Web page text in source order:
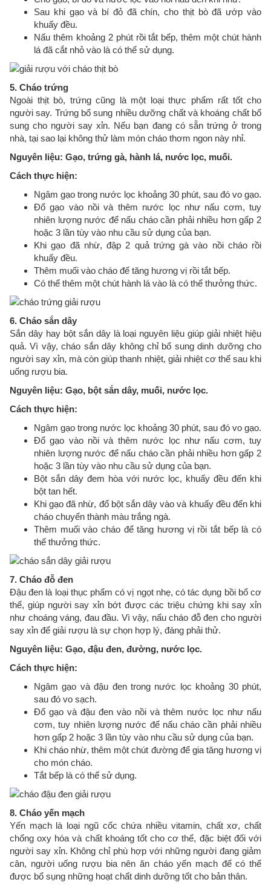
Sau khi gạo và bí đỏ đã chín, cho thịt bò đã ướp vào
khuấy đều.
Nấu thêm khoảng 2 phút rồi tắt bếp, thêm một chút hành
lá đã cắt nhỏ vào là có thể sử dụng.
5. Cháo trứng
Ngoài thịt bò, trứng cũng là một loại thực phẩm rất tốt cho
người say. Trứng bổ sung nhiều dưỡng chất và khoáng chất bổ
sung cho người say xỉn. Nếu bạn đang có sẵn trứng ở trong
nhà, tại sao lại không thử làm món cháo thơm ngon này nhỉ.
Nguyên liệu: Gạo, trứng gà, hành lá, nước lọc, muối.
Cách thực hiện:
Ngâm gạo trong nước lọc khoảng 30 phút, sau đó vo gạo.
Đổ gạo vào nồi và thêm nước lọc như nấu cơm, tuy
nhiên lượng nước để nấu cháo cần phải nhiều hơn gấp 2
hoặc 3 lần tùy vào nhu cầu sử dụng của bạn.
Khi gạo đã nhừ, đập 2 quả trứng gà vào nồi cháo rồi
khuấy đều.
Thêm muối vào cháo để tăng hương vị rồi tắt bếp.
Có thể thêm một chút hành lá vào là có thể thưởng thức.
6. Cháo sắn dây
Sắn dây hay bột sắn dây là loại nguyên liệu giúp giải nhiệt hiệu
quả. Vì vậy, cháo sắn dây không chỉ bổ sung dinh dưỡng cho
người say xỉn, mà còn giúp thanh nhiệt, giải nhiệt cơ thể sau khi
uống rượu bia.
Nguyên liệu: Gạo, bột sắn dây, muối, nước lọc.
Cách thực hiện:
Ngâm gạo trong nước lọc khoảng 30 phút, sau đó vo gạo.
Đổ gạo vào nồi và thêm nước lọc như nấu cơm, tuy
nhiên lượng nước để nấu cháo cần phải nhiều hơn gấp 2
hoặc 3 lần tùy vào nhu cầu sử dụng của bạn.
Bột sắn dây đem hòa với nước lọc, khuấy đều đến khi
bột tan hết.
Khi gạo đã nhừ, đổ bột sắn dây vào và khuấy đều đến khi
cháo chuyển thành màu trắng ngà.
Thêm muối vào cháo để tăng hương vị rồi tắt bếp là có
thể thưởng thức.
7. Cháo đỗ đen
Đậu đen là loại thục phẩm có vị ngọt nhẹ, có tác dụng bồi bổ cơ
thể, giúp người say xỉn bớt được các triệu chứng khi say xỉn
như choáng váng, đau đầu. Vì vậy, nấu cháo đỗ đen cho người
say xỉn để giải rượu là sự chọn hợp lý, đáng phải thử.
Nguyên liệu: Gạo, đậu đen, đường, nước lọc.
Cách thực hiện:
Ngâm gạo và đậu đen trong nước lọc khoảng 30 phút,
sau đó vo sạch.
Đổ gạo và đậu đen vào nồi và thêm nước lọc như nấu
cơm, tuy nhiên lượng nước để nấu cháo cần phải nhiều
hơn gấp 2 hoặc 3 lần tùy vào nhu cầu sử dụng của bạn.
Khi cháo nhừ, thêm một chút đường để gia tăng hương vị
cho món cháo.
Tắt bếp là có thể sử dụng.
8. Cháo yến mạch
Yến mạch là loại ngũ cốc chứa nhiều vitamin, chất xơ, chất
chống oxy hóa và chất khoáng tốt cho cơ thể, đặc biệt đối với
người say xỉn. Không chỉ phù hợp với những người đang giảm
cân, người uống rượu bia nên ăn cháo yến mạch để có thể
được bổ sụng những hoạt chất dinh dưỡng tốt cho bản thân.